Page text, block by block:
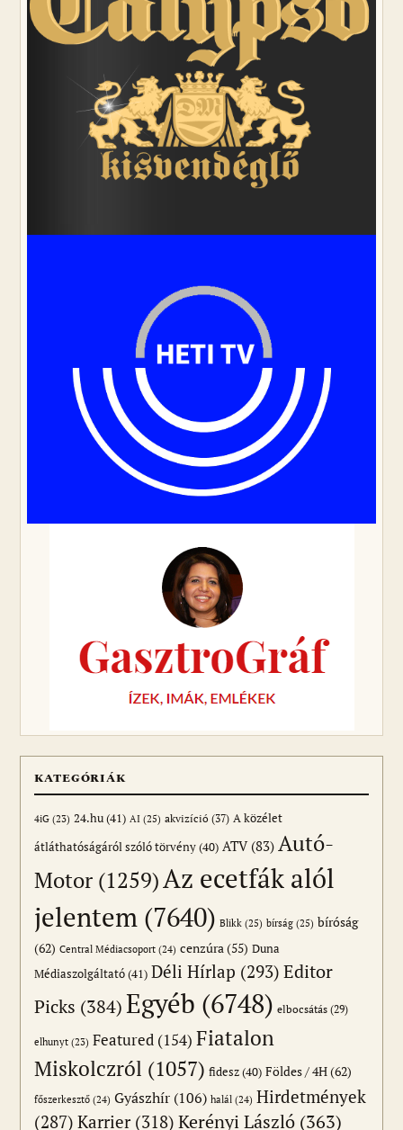
KATEGÓRIÁK
4iG (23) 24.hu(41) AI (25) akvizíció (37) A közélet
átláthatóságáról szóló törvény(40) ATV(83) Autó-
Motor (1259)Az ecetfák alól
jelentem (7640) Blikk (25) bírság (25) bíróság
(62) Central Médiacsoport (24) cenzúra (55) Duna
Médiaszolgáltató(41) Déli Hírlap (293) Editor
Picks (384)Egyéb (6748) elbocsátás (29)
elhunyt (23) Featured (154) Fiatalon
Miskolczról (1057) fidesz(40) Földes / 4H(62)
főszerkesztő (24) Gyászhír (106) halál (24) Hirdetmények
(287) Karrier(318) Kerényi László (363)